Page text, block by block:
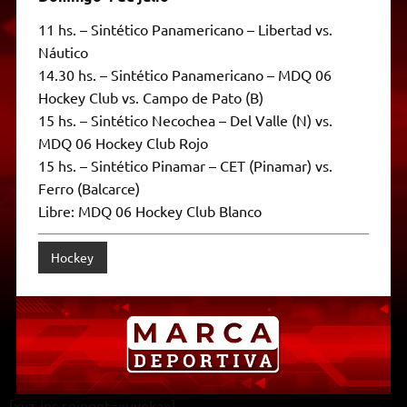
11 hs. – Sintético Panamericano – Libertad vs.
Náutico
14.30 hs. – Sintético Panamericano – MDQ 06
Hockey Club vs. Campo de Pato (B)
15 hs. – Sintético Necochea – Del Valle (N) vs.
MDQ 06 Hockey Club Rojo
15 hs. – Sintético Pinamar – CET (Pinamar) vs.
Ferro (Balcarce)
Libre: MDQ 06 Hockey Club Blanco
Hockey